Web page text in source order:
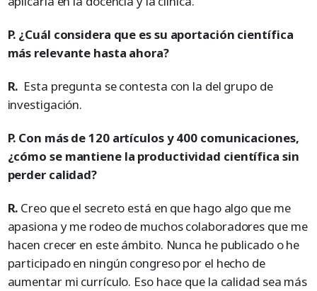
P. ¿Cuál considera que es su aportación científica
más relevante hasta ahora?
R. Esta pregunta se contesta con la del grupo de
investigación.
P. Con más de 120 artículos y 400 comunicaciones,
¿cómo se mantiene la productividad científica sin
perder calidad?
R. Creo que el secreto está en que hago algo que me
apasiona y me rodeo de muchos colaboradores que me
hacen crecer en este ámbito. Nunca he publicado o he
participado en ningún congreso por el hecho de
aumentar mi currículo. Eso hace que la calidad sea más